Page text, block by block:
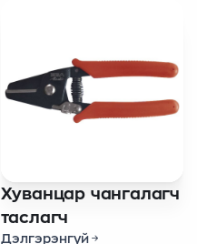
Хуванцар чангалагч
таслагч
Дэлгэрэнгүй